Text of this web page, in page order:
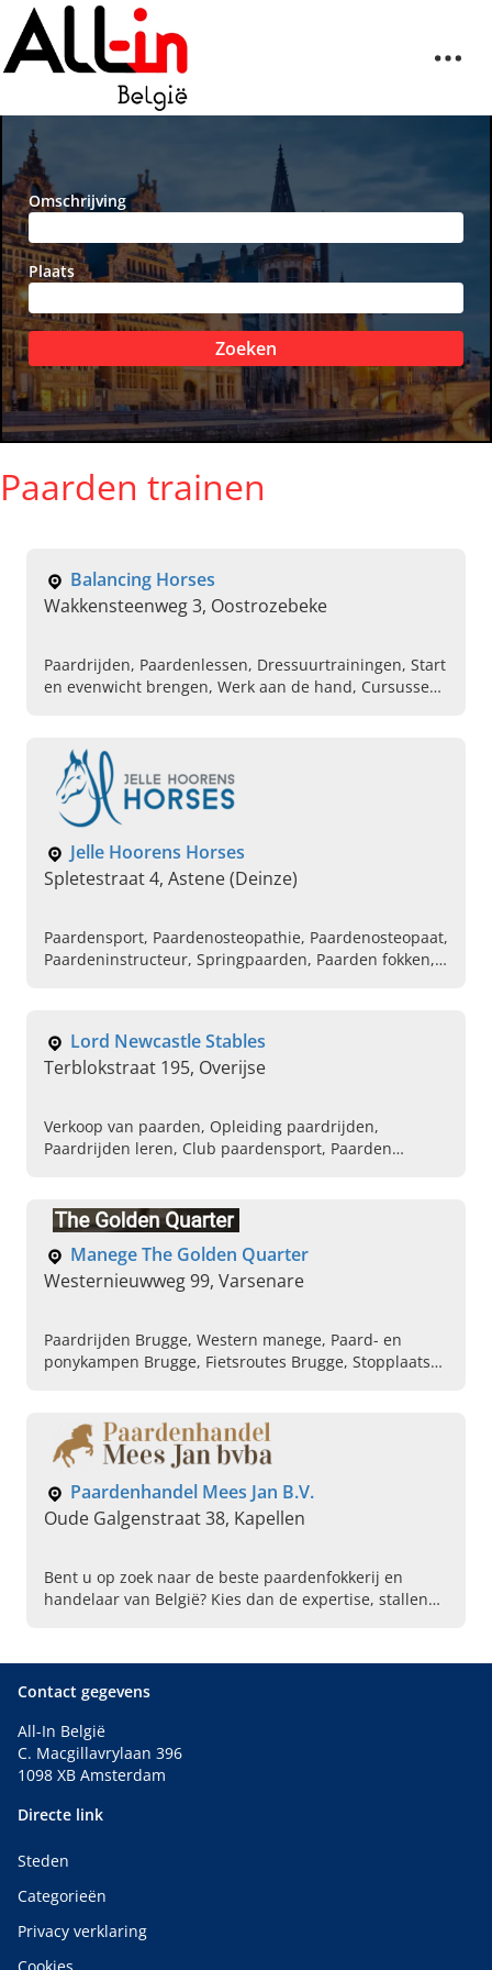
Omschrijving
Plaats
Zoeken
Paarden trainen
Balancing Horses
Wakkensteenweg 3, Oostrozebeke
Paardrijden, Paardenlessen, Dressuurtrainingen, Start
en evenwicht brengen, Werk aan de hand, Cursussen
Jelle Hoorens Horses
Spletestraat 4, Astene (Deinze)
Paardensport, Paardenosteopathie, Paardenosteopaat,
Paardeninstructeur, Springpaarden, Paarden fokken,
Lord Newcastle Stables
Terblokstraat 195, Overijse
Verkoop van paarden, Opleiding paardrijden,
Paardrijden leren, Club paardensport, Paarden
kinderen
Manege The Golden Quarter
Westernieuwweg 99, Varsenare
Paardrijden Brugge, Western manege, Paard- en
ponykampen Brugge, Fietsroutes Brugge, Stopplaats
Brugge, Verkoop en aankoop van paarden Brugge,
Instap en longelessen Brugge, Amerikaanse rijkunst
Brugge
Paardenhandel Mees Jan B.V.
Oude Galgenstraat 38, Kapellen
Bent u op zoek naar de beste paardenfokkerij en
handelaar van België? Kies dan de expertise, stallen
Contact gegevens
All-In België
C. Macgillavrylaan 396
1098 XB Amsterdam
Directe link
Steden
Categorieën
Privacy verklaring